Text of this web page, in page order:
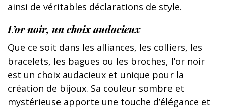
ainsi de véritables déclarations de style.
L’or noir, un choix audacieux
Que ce soit dans les alliances, les colliers, les
bracelets, les bagues ou les broches, l’or noir
est un choix audacieux et unique pour la
création de bijoux. Sa couleur sombre et
mystérieuse apporte une touche d’élégance et